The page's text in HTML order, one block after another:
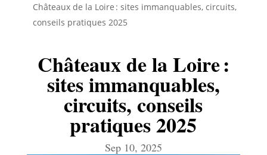
Châteaux de la Loire : sites immanquables, circuits,
conseils pratiques 2025
Châteaux de la Loire :
sites immanquables,
circuits, conseils
pratiques 2025
Sep 10, 2025